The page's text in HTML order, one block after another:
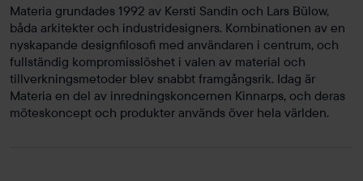
Materia grundades 1992 av Kersti Sandin och Lars Bülow,
båda arkitekter och industridesigners. Kombinationen av en
nyskapande designfilosofi med användaren i centrum, och
fullständig kompromisslöshet i valen av material och
tillverkningsmetoder blev snabbt framgångsrik. Idag är
Materia en del av inredningskoncernen Kinnarps, och deras
möteskoncept och produkter används över hela världen.